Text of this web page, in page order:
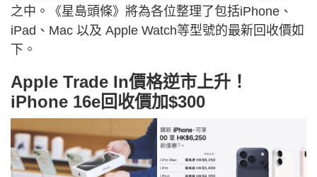
之中。《星島頭條》將為各位整理了包括iPhone、
iPad、Mac 以及 Apple Watch等型號的最新回收價如
下。
Apple Trade In價格逆市上升！
iPhone 16e回收價加$300